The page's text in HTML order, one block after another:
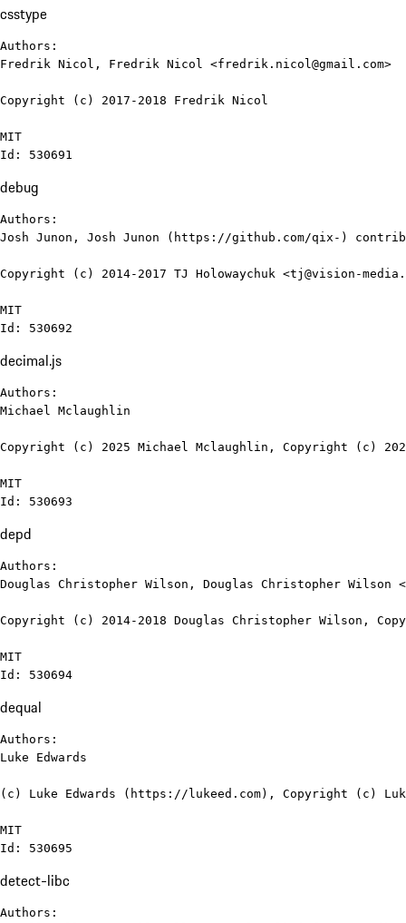
csstype
Authors:
Fredrik Nicol, Fredrik Nicol <fredrik.nicol@gmail.com>
Copyright (c) 2017-2018 Fredrik Nicol
MIT
Id: 530691
debug
Authors:
Josh Junon, Josh Junon (https://github.com/qix-)
Copyright (c) 2014-2017 TJ Holowaychuk <tj@vision-
MIT
Id: 530692
decimal.js
Authors:
Michael Mclaughlin
Copyright (c) 2025 Michael Mclaughlin, Copyright (c) 2025
MIT
Id: 530693
depd
Authors:
Douglas Christopher Wilson, Douglas Christopher Wilson
Copyright (c) 2014-2018 Douglas Christopher Wilson,
MIT
Id: 530694
dequal
Authors:
Luke Edwards
(c) Luke Edwards (https://lukeed.com), Copyright (c) Luke
MIT
Id: 530695
detect-libc
Authors: